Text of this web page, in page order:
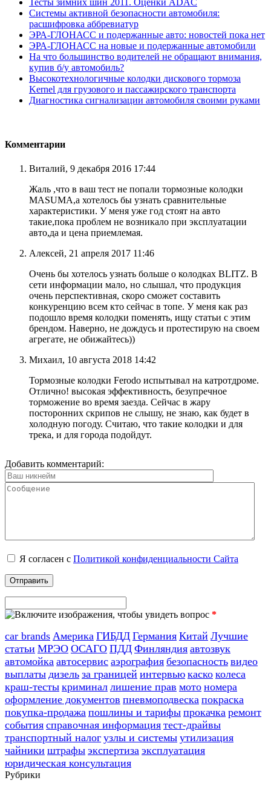
Тесты зимних шин 2011. Оценки ADAC
Системы активной безопасности автомобиля:
расшифровка аббревиатур
ЭРА-ГЛОНАСС и подержанные авто: новостей пока нет
ЭРА-ГЛОНАСС на новые и подержанные автомобили
На что большинство водителей не обращают внимания,
купив б/у автомобиль?
Высокотехнологичные колодки дискового тормоза
Kernel для грузового и пассажирского транспорта
Диагностика сигнализации автомобиля своими руками
Комментарии
Виталий, 9 декабря 2016 17:44
Жаль ,что в ваш тест не попали тормозные колодки
MASUMA,а хотелось бы узнать сравнительные
характеристики. У меня уже год стоят на авто
такие,пока проблем не возникало при эксплуатации
авто,да и цена приемлемая.
Алексей, 21 апреля 2017 11:46
Очень бы хотелось узнать больше о колодках BLITZ. В
сети информации мало, но слышал, что продукция
очень перспективная, скоро сможет составить
конкуренцию всем кто сейчас в топе. У меня как раз
подошло время колодки поменять, ищу статьи с этим
брендом. Наверно, не дождусь и протестирую на своем
агрегате, не обижайтесь))
Михаил, 10 августа 2018 14:42
Тормозные колодки Ferodo испытывал на катротдроме.
Отлично! высокая эффективность, безупречное
торможение во время заезда. Сейчас в жару
посторонних скрипов не слышу, не знаю, как будет в
холодную погоду. Считаю, что такие колодки и для
трека, и для города подойдут.
Добавить комментарий:
Я согласен с Политикой конфиденциальности Сайта
*
car brands Америка ГИБДД Германия Китай Лучшие
статьи МРЭО ОСАГО ПДД Финляндия автозвук
автомойка автосервис аэрография безопасность видео
выплаты дизель за границей интервью каско колеса
краш-тесты криминал лишение прав мото номера
оформление документов пневмоподвеска покраска
покупка-продажа пошлины и тарифы прокачка ремонт
события справочная информация тест-драйвы
транспортный налог узлы и системы утилизация
чайники штрафы экспертиза эксплуатация
юридическая консультация
Рубрики